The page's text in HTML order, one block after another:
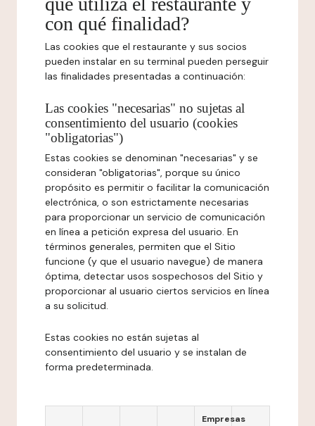
con qué finalidad?
Las cookies que el restaurante y sus socios
pueden instalar en su terminal pueden perseguir
las finalidades presentadas a continuación:
Las cookies "necesarias" no sujetas al
consentimiento del usuario (cookies
"obligatorias")
Estas cookies se denominan "necesarias" y se
consideran "obligatorias", porque su único
propósito es permitir o facilitar la comunicación
electrónica, o son estrictamente necesarias
para proporcionar un servicio de comunicación
en línea a petición expresa del usuario. En
términos generales, permiten que el Sitio
funcione (y que el usuario navegue) de manera
óptima, detectar usos sospechosos del Sitio y
proporcionar al usuario ciertos servicios en línea
a su solicitud.
Estas cookies no están sujetas al
consentimiento del usuario y se instalan de
forma predeterminada.
Empresas